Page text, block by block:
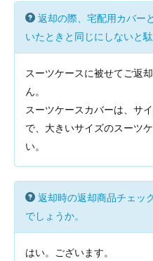
返却の際、宅配用カバー
いたときと同じにしないと
スーツケースに被せてご返
ん。
スーツケースカバーは、サ
で、大きいサイズのスーツ
い。
返却時の返却商品チェッ
でしょうか。
はい。ございます。